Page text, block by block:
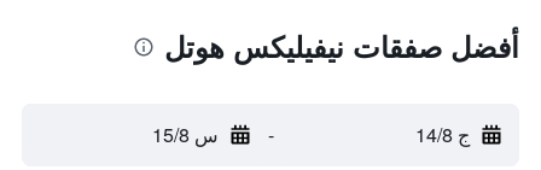
أفضل صفقات نيفيليكس هوتل
ج 14/8 - س 15/8